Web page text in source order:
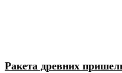
Ракета древних